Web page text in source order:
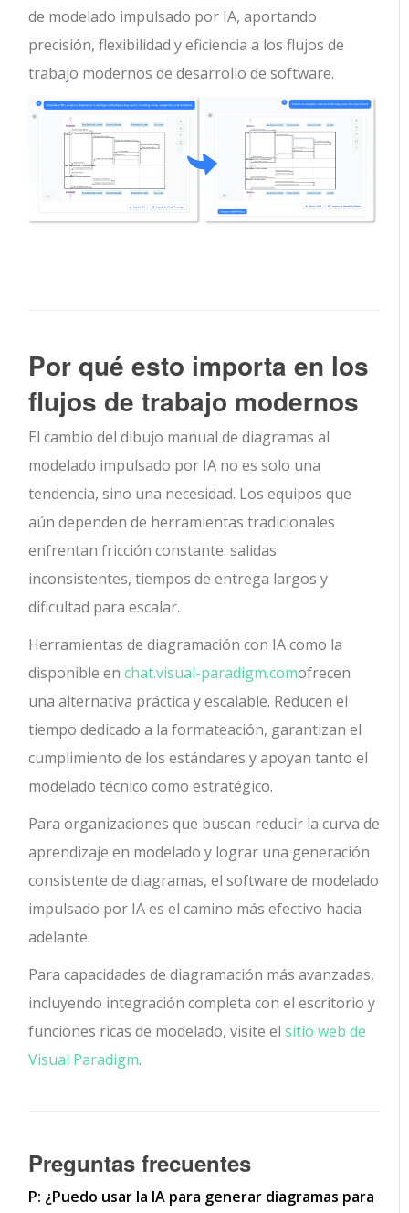
de modelado impulsado por IA, aportando
precisión, flexibilidad y eficiencia a los flujos de
trabajo modernos de desarrollo de software.
Por qué esto importa en los
flujos de trabajo modernos
El cambio del dibujo manual de diagramas al
modelado impulsado por IA no es solo una
tendencia, sino una necesidad. Los equipos que
aún dependen de herramientas tradicionales
enfrentan fricción constante: salidas
inconsistentes, tiempos de entrega largos y
dificultad para escalar.
Herramientas de diagramación con IA como la
disponible enchat.visual-paradigm.comofrecen
una alternativa práctica y escalable. Reducen el
tiempo dedicado a la formateación, garantizan el
cumplimiento de los estándares y apoyan tanto el
modelado técnico como estratégico.
Para organizaciones que buscan reducir la curva de
aprendizaje en modelado y lograr una generación
consistente de diagramas, el software de modelado
impulsado por IA es el camino más efectivo hacia
adelante.
Para capacidades de diagramación más avanzadas,
incluyendo integración completa con el escritorio y
funciones ricas de modelado, visite elsitio web de
Visual Paradigm.
Preguntas frecuentes
P: ¿Puedo usar la IA para generar diagramas para